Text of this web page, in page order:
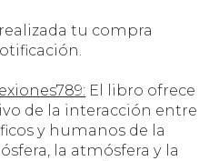
tu compra
El libro ofrece
de la interacción entre
y humanos de la
la atmósfera y la